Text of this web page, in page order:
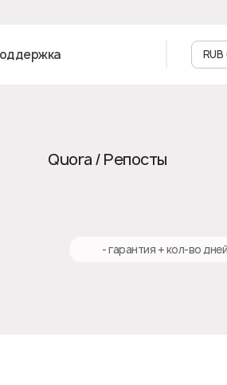
Quora / Репосты
♻️ - гарантия + кол-во дней